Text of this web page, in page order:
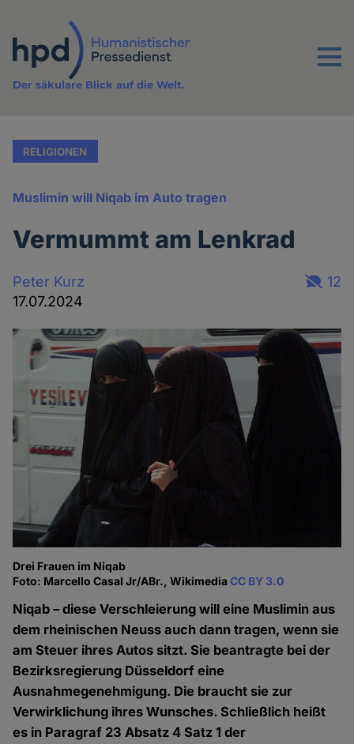
Inhalt
Menu
Der säkulare Blick auf die Welt.
RELIGIONEN
Muslimin will Niqab im Auto tragen
Vermummt am Lenkrad
Peter Kurz
17.07.2024
12
Drei Frauen im Niqab
Foto: Marcello Casal Jr/ABr., WikimediaCC BY 3.0
Niqab – diese Verschleierung will eine Muslimin aus
dem rheinischen Neuss auch dann tragen, wenn sie
am Steuer ihres Autos sitzt. Sie beantragte bei der
Bezirksregierung Düsseldorf eine
Ausnahmegenehmigung. Die braucht sie zur
Verwirklichung ihres Wunsches. Schließlich heißt
es in Paragraf 23 Absatz 4 Satz 1 der